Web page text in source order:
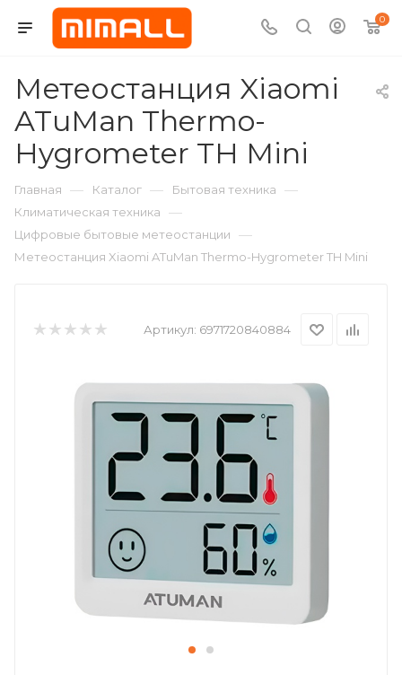
0
Метеостанция Xiaomi
ATuMan Thermo-
Hygrometer TH Mini
Главная — Каталог — Бытовая техника —
Климатическая техника —
Цифровые бытовые метеостанции —
Метеостанция Xiaomi ATuMan Thermo-Hygrometer TH Mini
Артикул: 6971720840884